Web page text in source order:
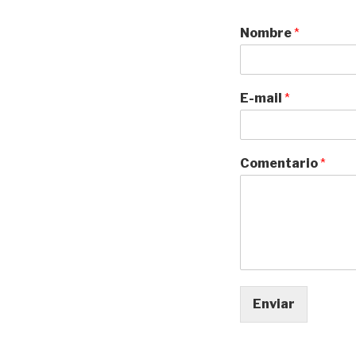
Nombre*
E-mail *
Comentario*
Enviar